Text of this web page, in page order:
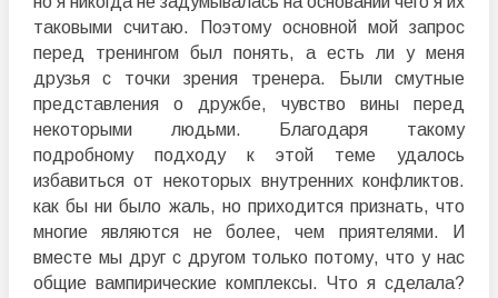
таковыми считаю. Поэтому основной мой запрос
перед тренингом был понять, а есть ли у меня
друзья с точки зрения тренера. Были смутные
представления о дружбе, чувство вины перед
некоторыми людьми. Благодаря такому
подробному подходу к этой теме удалось
избавиться от некоторых внутренних конфликтов.
как бы ни было жаль, но приходится признать, что
многие являются не более, чем приятелями. И
вместе мы друг с другом только потому, что у нас
общие вампирические комплексы. Что я сделала?